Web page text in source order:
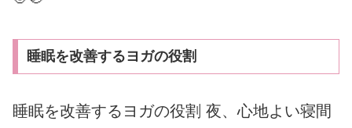
睡眠を改善するヨガの役割
睡眠を改善するヨガの役割 夜、心地よい寝間